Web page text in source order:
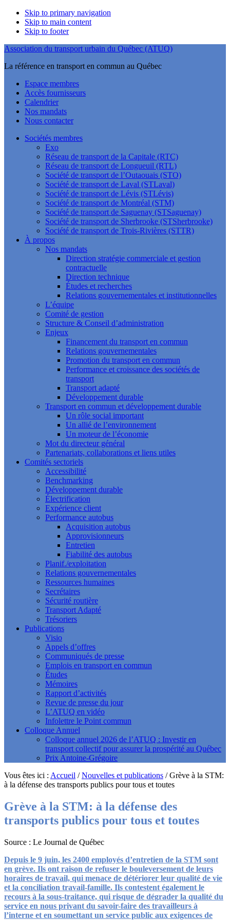
Skip to primary navigation
Skip to main content
Skip to footer
Association du transport urbain du Québec (ATUQ)
La référence en transport en commun au Québec
Espace membres
Accès fournisseurs
Calendrier
Nos mandats
Nous contacter
Sociétés membres
Exo
Réseau de transport de la Capitale (RTC)
Réseau de transport de Longueuil (RTL)
Société de transport de l’Outaouais (STO)
Société de transport de Laval (STLaval)
Société de transport de Lévis (STLévis)
Société de transport de Montréal (STM)
Société de transport de Saguenay (STSaguenay)
Société de transport de Sherbrooke (STSherbrooke)
Société de transport de Trois-Rivières (STTR)
À propos
Nos mandats
Direction stratégie commerciale et gestion
contractuelle
Direction technique
Études et recherches
Relations gouvernementales et institutionnelles
L’équipe
Comité de gestion
Structure & Conseil d’administration
Enjeux
Financement du transport en commun
Relations gouvernementales
Promotion du transport en commun
Performance et croissance des sociétés de
transport
Transport adapté
Développement durable
Transport en commun et développement durable
Un rôle social important
Un allié de l’environnement
Un moteur de l’économie
Mot du directeur général
Partenariats, collaborations et liens utiles
Comités sectoriels
Accessibilité
Benchmarking
Développement durable
Électrification
Expérience client
Performance autobus
Acquisition autobus
Approvisionneurs
Entretien
Fiabilité des autobus
Planif./exploitation
Relations gouvernementales
Ressources humaines
Secrétaires
Sécurité routière
Transport Adapté
Trésoriers
Publications
Visio
Appels d’offres
Communiqués de presse
Emplois en transport en commun
Études
Mémoires
Rapport d’activités
Revue de presse du jour
L’ATUQ en vidéo
Infolettre le Point commun
Colloque Annuel
Colloque annuel 2026 de l’ATUQ : Investir en
transport collectif pour assurer la prospérité au Québec
Prix Antoine-Grégoire
Vous êtes ici : Accueil /Nouvelles et publications /Grève à la STM:
à la défense des transports publics pour tous et toutes
Grève à la STM: à la défense des
transports publics pour tous et toutes
Source : Le Journal de Québec
Depuis le 9 juin, les 2400 employés d’entretien de la STM sont
en grève. Ils ont raison de refuser le bouleversement de leurs
horaires de travail, qui menace de détériorer leur qualité de vie
et la conciliation travail-famille. Ils contestent également le
recours à la sous-traitance, qui risque de dégrader la qualité du
service en nous privant du savoir-faire des travailleurs à
l’interne et en soumettant un service public aux exigences de